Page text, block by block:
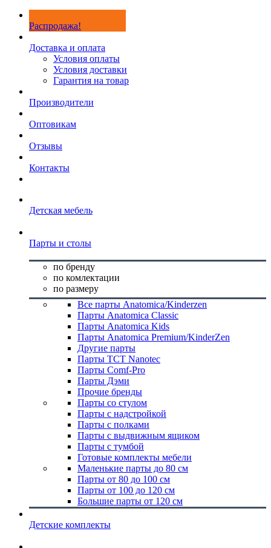
Распродажа!
Доставка и оплата
Условия оплаты
Условия доставки
Гарантия на товар
Производители
Оптовикам
Отзывы
Контакты
Детская мебель
Парты и столы
по бренду
по комлектации
по размеру
Все парты Anatomica/Kinderzen
Парты Anatomica Classic
Парты Anatomica Kids
Парты Anatomica Premium/KinderZen
Другие парты
Парты TCT Nanotec
Парты Comf-Pro
Парты Дэми
Прочие бренды
Парты со стулом
Парты с надстройкой
Парты с полками
Парты с выдвижным ящиком
Парты с тумбой
Готовые комплекты мебели
Маленькие парты до 80 см
Парты от 80 до 100 см
Парты от 100 до 120 см
Большие парты от 120 см
Детские комплекты